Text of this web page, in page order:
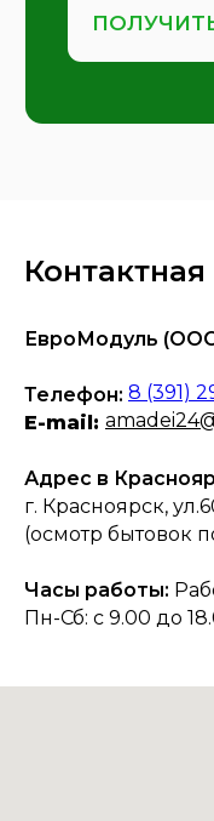
ЕвроМодуль
Телефон: 8 (391)
E-mail:
Адрес в
г. Красноярск,
(осмотр бытовок
Часы работы:
Пн-Сб: с 9.00 до